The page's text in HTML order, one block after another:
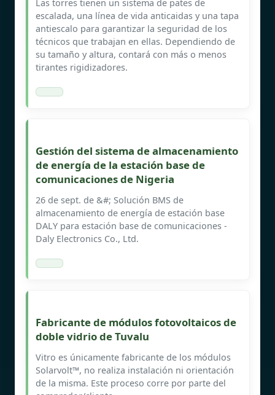
Las torres tienen un sistema de pates de
escalada, una línea de vida anticaidas y una tapa
antiescalo para garantizar la seguridad de los
técnicos que trabajan en ellas. Dependiendo de
su tamaño y altura, contará con más o menos
tirantes rigidizadores.
Gestión del sistema de almacenamiento
de energía de la estación base de
comunicaciones de Nigeria
26 de sept. de &#; Solución BMS de
almacenamiento de energía de estación base
DALY para estación base de comunicaciones -
Daly Electronics Co., Ltd.
Fabricante de módulos fotovoltaicos de
doble vidrio de Tuvalu
Vitro es únicamente fabricante de los módulos
Solarvolt™, no realiza instalación ni orientación
de la misma. Este proceso corre por parte del